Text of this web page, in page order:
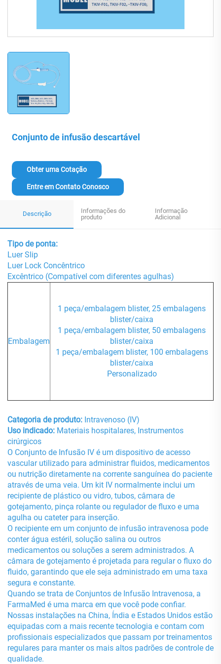
Conjunto de infusão descartável
Obter uma Cotação
Entre em Contato Conosco
Descrição
Informações do
produto
Informação
Adicional
Tipo de ponta:
Luer Slip
Luer Lock Concêntrico
Excêntrico (Compatível com diferentes agulhas)
Embalagem
1 peça/embalagem blister, 25 embalagens
blister/caixa
1 peça/embalagem blister, 50 embalagens
blister/caixa
1 peça/embalagem blister, 100 embalagens
blister/caixa
Personalizado
Categoria de produto: Intravenoso (IV)
Uso indicado: Materiais hospitalares, Instrumentos
cirúrgicos
O Conjunto de Infusão IV é um dispositivo de acesso
vascular utilizado para administrar fluidos, medicamentos
ou nutrição diretamente na corrente sanguínea do paciente
através de uma veia. Um kit IV normalmente inclui um
recipiente de plástico ou vidro, tubos, câmara de
gotejamento, pinça rolante ou regulador de fluxo e uma
agulha ou cateter para inserção.
O recipiente em um conjunto de infusão intravenosa pode
conter água estéril, solução salina ou outros
medicamentos ou soluções a serem administrados. A
câmara de gotejamento é projetada para regular o fluxo do
fluido, garantindo que ele seja administrado em uma taxa
segura e constante.
Quando se trata de Conjuntos de Infusão Intravenosa, a
FarmaMed é uma marca em que você pode confiar.
Nossas instalações na China, Índia e Estados Unidos estão
equipadas com a mais recente tecnologia e contam com
profissionais especializados que passam por treinamentos
regulares para manter os mais altos padrões de controle de
qualidade.